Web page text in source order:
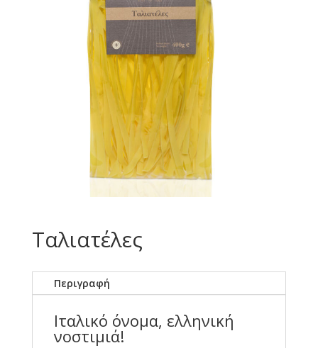
Ταλιατέλες
Περιγραφή
Ιταλικό όνομα, ελληνική
νοστιμιά!